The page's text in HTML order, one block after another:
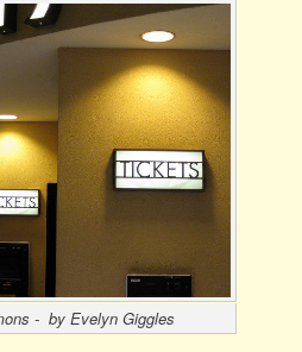
- by Evelyn Giggles